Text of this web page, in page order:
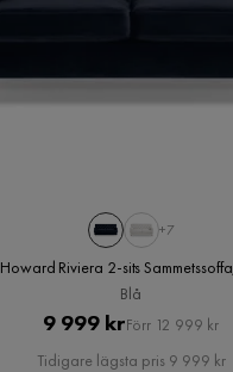
+7
Howard Riviera 2-sits
Blå
Pris
9 999 krOriginal
Pris
Förr 12 999 kr
Tidigare lägsta pris 9 999 kr